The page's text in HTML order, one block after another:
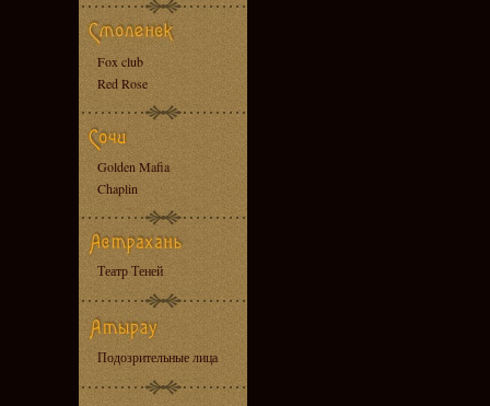
Fox club
Red Rose
Golden Mafia
Chaplin
Театр Теней
Подозрительные лица